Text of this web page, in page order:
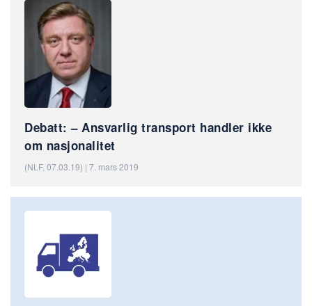
Debatt: – Ansvarlig transport handler ikke
om nasjonalitet
(NLF, 07.03.19) | 7. mars 2019